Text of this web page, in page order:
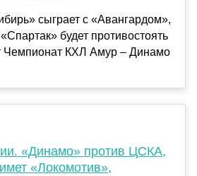
сыграет с «Авангардом»,
будет противостоять
Чемпионат КХЛ Амур – Динамо
«Динамо» против ЦСКА,
«Локомотив»,